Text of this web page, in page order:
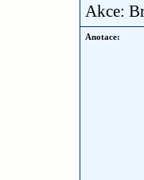
Akce:
Anotace: